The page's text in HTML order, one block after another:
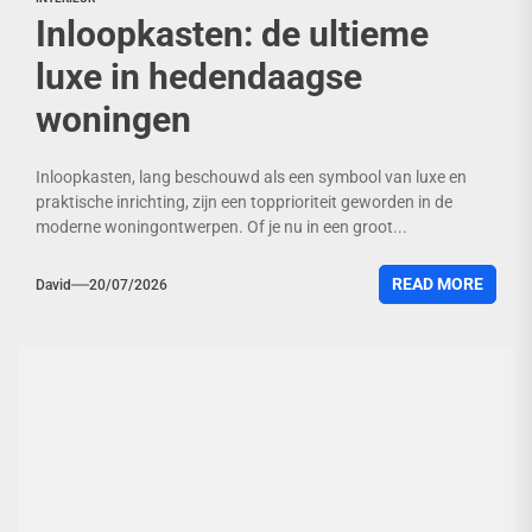
Inloopkasten: de ultieme
luxe in hedendaagse
woningen
Inloopkasten, lang beschouwd als een symbool van luxe en
praktische inrichting, zijn een topprioriteit geworden in de
moderne woningontwerpen. Of je nu in een groot...
David 20/07/2026 READ MORE